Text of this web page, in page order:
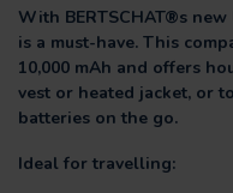
With BERTSCHAT®s
is a must-have. This
10,000 mAh and offers
vest or heated jacket, or
batteries on the go.
Ideal for travelling: